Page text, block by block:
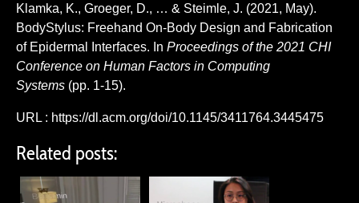
Klamka, K., Groeger, D., … & Steimle, J. (2021, May).
BodyStylus: Freehand On-Body Design and Fabrication
of Epidermal Interfaces. In Proceedings of the 2021 CHI
Conference on Human Factors in Computing
Systems (pp. 1-15).
URL : https://dl.acm.org/doi/10.1145/3411764.3445475
Related posts: